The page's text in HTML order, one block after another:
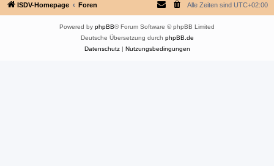
ISDV-Homepage Foren Alle Zeiten sind UTC+02:00
Powered by phpBB® Forum Software © phpBB Limited
Deutsche Übersetzung durch phpBB.de
Datenschutz| Nutzungsbedingungen